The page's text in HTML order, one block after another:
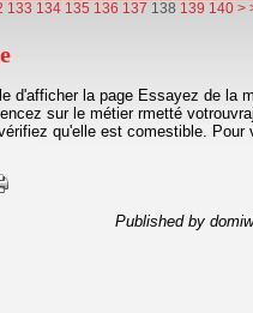
133 134 135 136 137 138 139 140 >
d'afficher la page Essayez de la
sur le métier rmetté
qu'elle est comestible. Pour
Published by